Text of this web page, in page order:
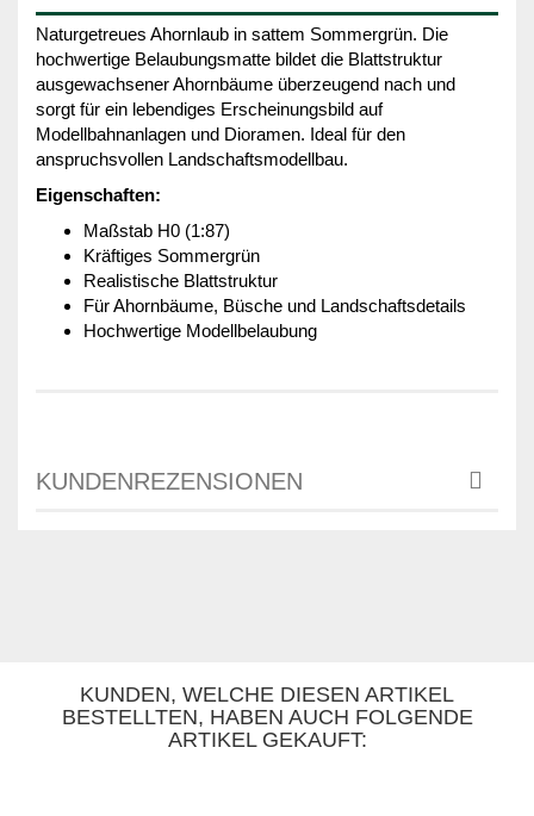
Naturgetreues Ahornlaub in sattem Sommergrün. Die
hochwertige Belaubungsmatte bildet die Blattstruktur
ausgewachsener Ahornbäume überzeugend nach und
sorgt für ein lebendiges Erscheinungsbild auf
Modellbahnanlagen und Dioramen. Ideal für den
anspruchsvollen Landschaftsmodellbau.
Eigenschaften:
Maßstab H0 (1:87)
Kräftiges Sommergrün
Realistische Blattstruktur
Für Ahornbäume, Büsche und Landschaftsdetails
Hochwertige Modellbelaubung
KUNDENREZENSIONEN
KUNDEN, WELCHE DIESEN ARTIKEL
BESTELLTEN, HABEN AUCH FOLGENDE
ARTIKEL GEKAUFT: